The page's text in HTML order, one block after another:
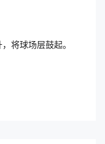
将球场层鼓起。